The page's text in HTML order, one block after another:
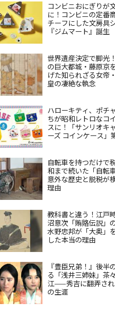
コンビニおにぎりが
に！コンビニの定番
チーフにした文房具
『ジムマート』誕生
世界遺産決定で脚光
の巨大都城・藤原京
げた知られざる女帝
皇の凄絶な執念
ハローキティ、ポチ
ちが昭和レトロなコ
スに！「サンリオキ
ーズ コインケース」
自転車を持つだけで
和まで続いた「自転
意外な歴史と脱税が
理由
教科書と違う！江戸
沼意次「賄賂伝説」の
水野忠邦が「大奥」
した本当の理由
『豊臣兄弟！』後半
る「浅井三姉妹」茶
江——秀吉に翻弄さ
の生涯